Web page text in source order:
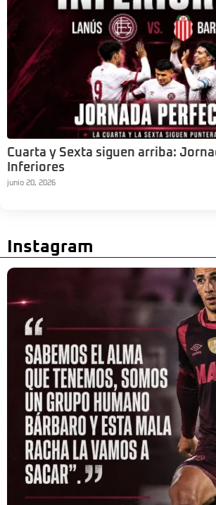
Cuarta y Sexta siguen arriba:
Inferiores
junio 20, 2026
Instagram